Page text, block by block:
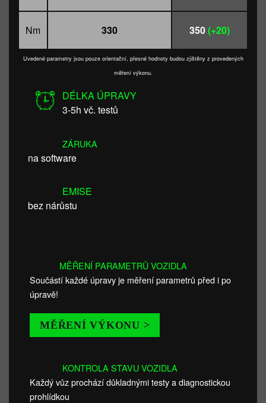
Nm 330 350(+20)
Uvedené parametry jsou pouze orientační, přesné hodnoty budou zjištěny z provedených
měření výkonu.
DÉLKA ÚPRAVY
3-5h vč. testů
ZÁRUKA
na software
EMISE
bez nárůstu
MĚŘENÍ PARAMETRŮ VOZIDLA
Součástí každé úpravy je měření parametrů před i po
úpravě!
MĚŘENÍ VÝKONU >
KONTROLA STAVU VOZIDLA
Každý vůz prochází důkladnými testy a diagnostickou
prohlídkou